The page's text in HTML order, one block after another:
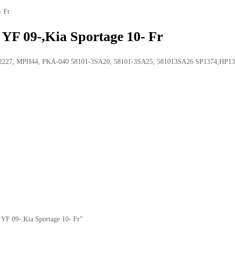
Fr
09-,Kia Sportage 10- Fr
MPH44, PKA-040 58101-3SA20, 58101-3SA25, 581013SA26
YF 09-,Kia Sportage 10- Fr”